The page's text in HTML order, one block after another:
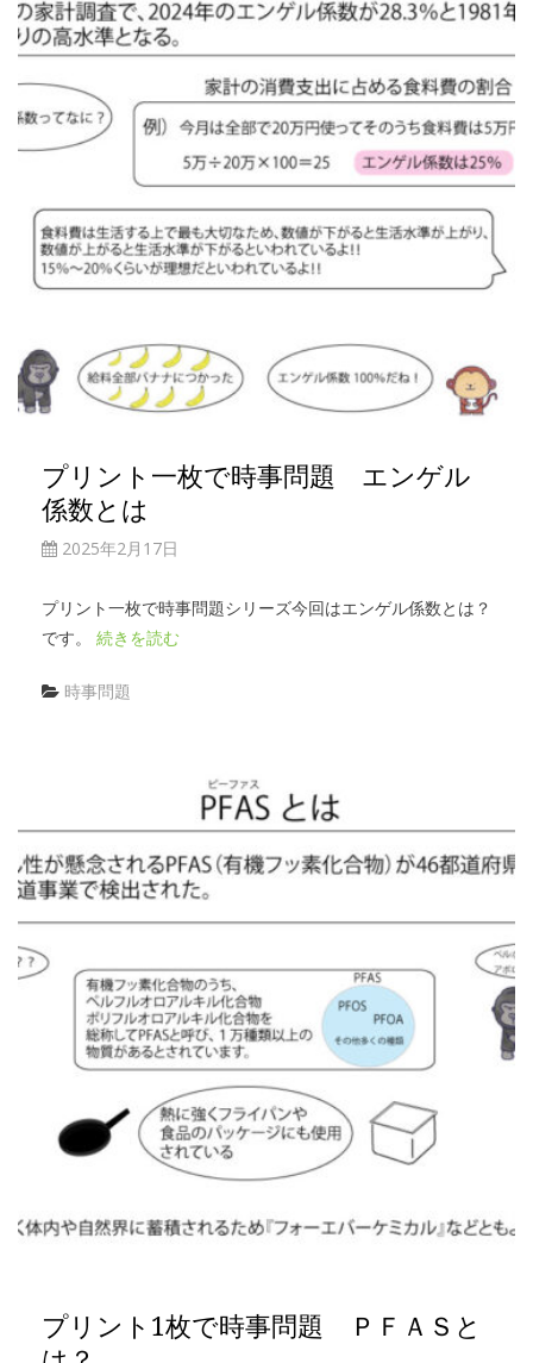
プリント一枚で時事問題 エンゲル
係数とは
2025年2月17日
プリント一枚で時事問題シリーズ今回はエンゲル係数とは？
です。 続きを読む
時事問題
プリント1枚で時事問題 ＰＦＡＳと